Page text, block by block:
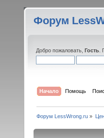
Форум
Добро пожаловать, Гость
Начало Помощь
Форум LessWrong.ru »